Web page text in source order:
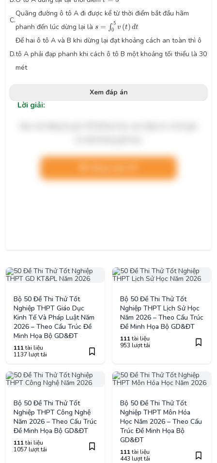
C.
Quãng đường ô tô A đi được kể từ thời điểm bắt đầu hãm
phanh đến lúc dừng lại là s = ∫ 5
0 v (t) dt
5v ) d
D.
Để hai ô tô A và B khi dừng lại đạt khoảng cách an toàn thì ô
tô A phải đạp phanh khi cách ô tô B một khoảng tối thiểu là 30
mét
Xem đáp án
Lời giải:
Bộ 50 Đề Thi Thử Tốt
Nghiệp THPT Giáo Dục
Kinh Tế Và Pháp Luật Năm
2026 – Theo Cấu Trúc Đề
Minh Họa Bộ GD&ĐT
111tài liệu
1137 lượt tải
Bộ 50 Đề Thi Thử Tốt
Nghiệp THPT Lịch Sử Học
Năm 2026 – Theo Cấu Trúc
Đề Minh Họa Bộ GD&ĐT
111tài liệu
953 lượt tải
Bộ 50 Đề Thi Thử Tốt
Nghiệp THPT Công Nghệ
Năm 2026 – Theo Cấu Trúc
Đề Minh Họa Bộ GD&ĐT
111tài liệu
1057 lượt tải
Bộ 50 Đề Thi Thử Tốt
Nghiệp THPT Môn Hóa
Học Năm 2026 – Theo Cấu
Trúc Đề Minh Họa Bộ
GD&ĐT
111tài liệu
443 lượt tải